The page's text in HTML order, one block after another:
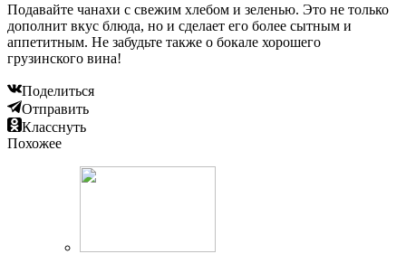
Подавайте чанахи с свежим хлебом и зеленью. Это не только
дополнит вкус блюда, но и сделает его более сытным и
аппетитным. Не забудьте также о бокале хорошего
грузинского вина!
Поделиться
Отправить
Класснуть
Похожее